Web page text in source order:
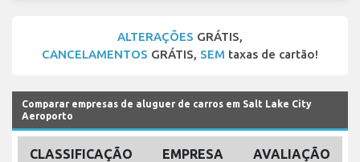
ALTERAÇÕES GRÁTIS,
CANCELAMENTOS GRÁTIS, SEM taxas de cartão!
Comparar empresas de aluguer de carros em Salt Lake City
Aeroporto
CLASSIFICAÇÃO EMPRESA AVALIAÇÃO